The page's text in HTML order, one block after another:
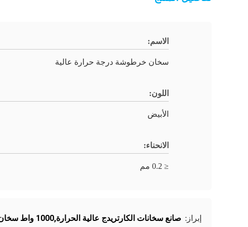
الاسم:
سخان خرطوشة درجة حرارة عالية
اللون:
الأبيض
الانحناء:
≤ 0.2 مم
إبراز: صانع سخانات الكارتريدج عالية الحرارة,1000 واط سخان كرتشيدج عالي الحرارة